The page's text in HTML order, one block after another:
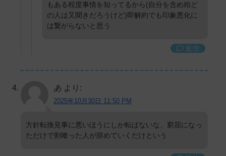
もある程度事情を知ってるから(自分を含め殆ど
の人は又聞きだろうけど)即解約でも印象悪化に
は繋がらないと思う
返信
あ より:
2025年10月30日 11:50 PM
方針転換見事に悪いほうにしか転ばないな、窮屈になっ
ただけで割喰った人が辞めていくだけという